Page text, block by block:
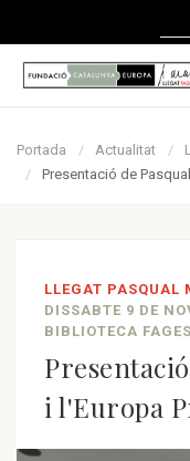
Portada Actualitat
Presentació de
LLEGAT PASQUAL
DISSABTE 9 DE
BIBLIOTECA
i l'Europa